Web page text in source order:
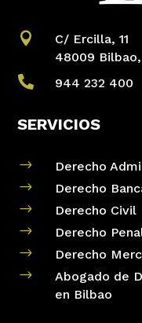

C/ Ercilla, 11
48009
 944 232 400
SERVICIOS
$ Derecho
$ Derecho
$ Derecho Civil
$ Derecho
$ Derecho
$
Abogado de
en Bilbao